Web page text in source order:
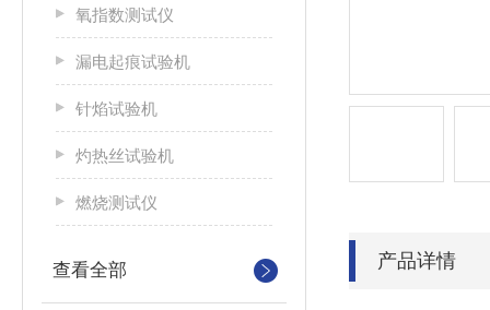
氧指数测试仪
漏电起痕试验机
针焰试验机
灼热丝试验机
燃烧测试仪
查看全部 产品详情